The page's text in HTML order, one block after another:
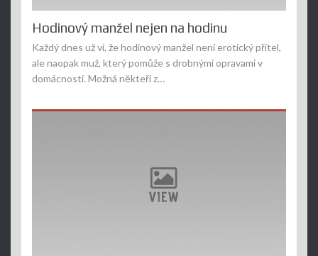
Hodinový manžel nejen na hodinu
Každý dnes už ví, že hodinový manžel není erotický přítel,
ale naopak muž, který pomůže s drobnými opravami v
domácnosti. Možná někteří z…